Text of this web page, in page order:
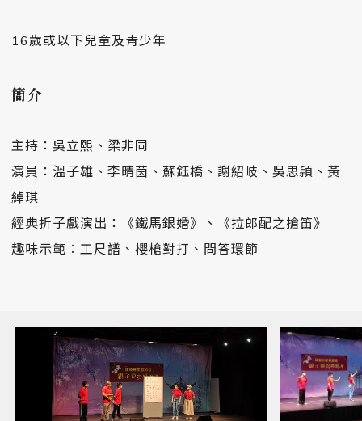
16歲或以下兒童及青少年
簡介
主持：吳立熙、梁非同
演員：溫子雄、李晴茵、蘇鈺橋、謝紹岐、吳思頴、黃
綽琪
經典折子戲演出：《鐵馬銀婚》、《拉郎配之搶笛》
趣味示範︰工尺譜、櫻槍對打、問答環節